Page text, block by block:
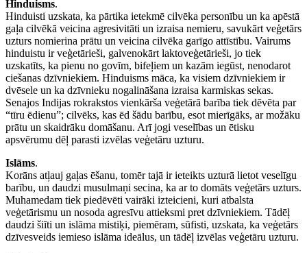
Hinduisms.
Hinduisti uzskata, ka pārtika ietekmē cilvēka personību un ka apēstā
gaļa cilvēkā veicina agresivitāti un izraisa nemieru, savukārt veģetārs
uzturs nomierina prātu un veicina cilvēka garīgo attīstību. Vairums
hinduistu ir veģetārieši, galvenokārt laktoveģetārieši, jo tiek
uzskatīts, ka pienu no govīm, bifeļiem un kazām iegūst, nenodarot
ciešanas dzīvniekiem. Hinduisms māca, ka visiem dzīvniekiem ir
dvēsele un ka dzīvnieku nogalināšana izraisa karmiskas sekas.
Senajos Indijas rokrakstos vienkārša veģetārā barība tiek dēvēta par
“tīru ēdienu”; cilvēks, kas ēd šādu barību, esot mierīgāks, ar možāku
prātu un skaidrāku domāšanu. Arī jogi veselības un ētisku
apsvērumu dēļ parasti izvēlas veģetāru uzturu.
Islāms.
Korāns atļauj gaļas ēšanu, tomēr tajā ir ieteikts uzturā lietot veselīgu
barību, un daudzi musulmaņi secina, ka ar to domāts veģetārs uzturs.
Muhamedam tiek piedēvēti vairāki izteicieni, kuri atbalsta
veģetārismu un nosoda agresīvu attieksmi pret dzīvniekiem. Tādēļ
daudzi šiīti un islāma mistiķi, piemēram, sūfisti, uzskata, ka veģetārs
dzīvesveids iemieso islāma ideālus, un tādēļ izvēlas veģetāru uzturu.